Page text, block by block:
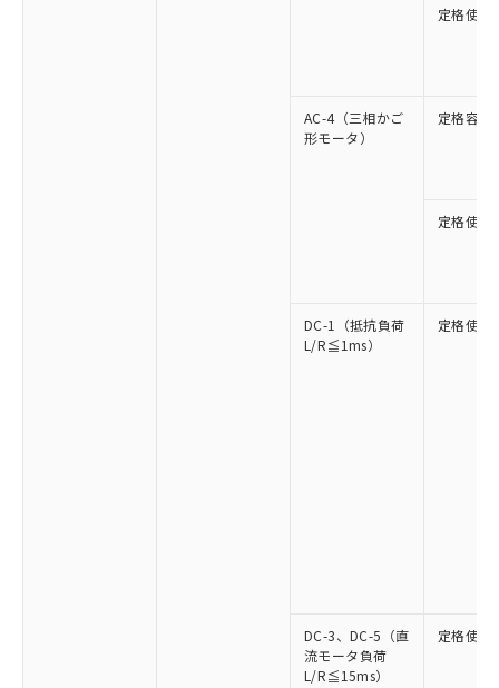
定格使用
AC-4（三相かご
形モータ）
定格容量
定格使用
DC-1（抵抗負荷
L/R≦1ms）
定格使用
DC-3、DC-5（直
流モータ負荷
L/R≦15ms）
定格使用